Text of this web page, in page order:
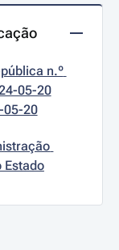
n.º
05-20
05-20
Estado